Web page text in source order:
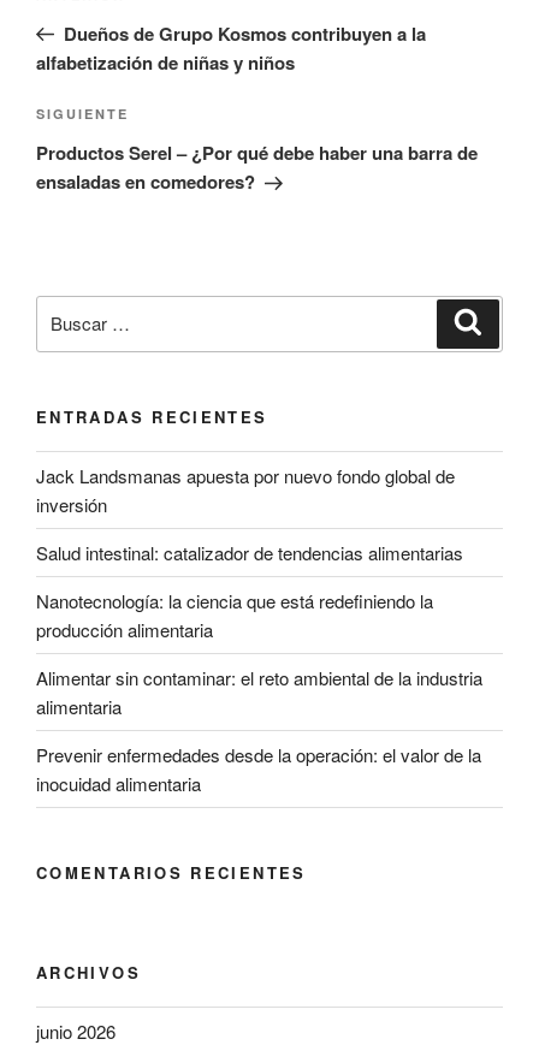
entradas
anterior:
Dueños de Grupo Kosmos contribuyen a la
alfabetización de niñas y niños
Siguiente
entrada
SIGUIENTE
Productos Serel – ¿Por qué debe haber una barra de
ensaladas en comedores?
por:
ENTRADAS RECIENTES
Jack Landsmanas apuesta por nuevo fondo global de
inversión
Salud intestinal: catalizador de tendencias alimentarias
Nanotecnología: la ciencia que está redefiniendo la
producción alimentaria
Alimentar sin contaminar: el reto ambiental de la industria
alimentaria
Prevenir enfermedades desde la operación: el valor de la
inocuidad alimentaria
COMENTARIOS RECIENTES
ARCHIVOS
junio 2026